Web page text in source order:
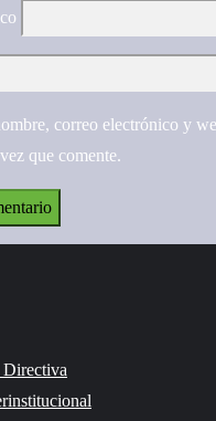
correo electrónico y
que comente.